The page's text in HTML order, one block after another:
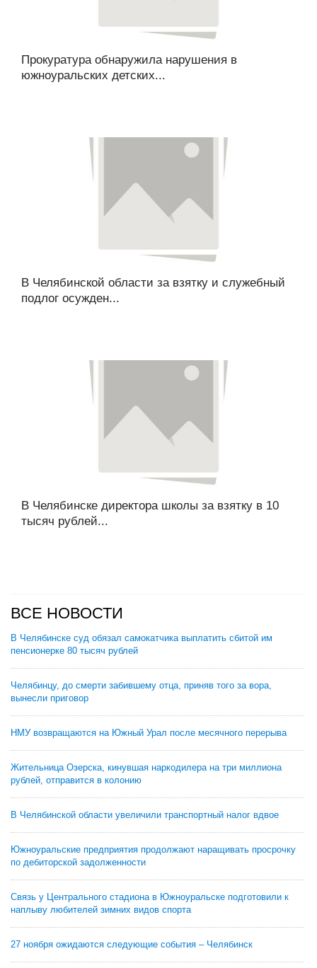
Прокуратура обнаружила нарушения в
южноуральских детских...
В Челябинской области за взятку и служебный
подлог осужден...
В Челябинске директора школы за взятку в 10
тысяч рублей...
ВСЕ НОВОСТИ
В Челябинске суд обязал самокатчика выплатить сбитой им
пенсионерке 80 тысяч рублей
Челябинцу, до смерти забившему отца, приняв того за вора,
вынесли приговор
НМУ возвращаются на Южный Урал после месячного перерыва
Жительница Озерска, кинувшая наркодилера на три миллиона
рублей, отправится в колонию
В Челябинской области увеличили транспортный налог вдвое
Южноуральские предприятия продолжают наращивать просрочку
по дебиторской задолженности
Связь у Центрального стадиона в Южноуральске подготовили к
наплыву любителей зимних видов спорта
27 ноября ожидаются следующие события – Челябинск